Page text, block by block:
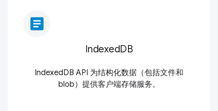
article
IndexedDB
IndexedDB API 为结构化数据（包括文件和
blob）提供客户端存储服务。